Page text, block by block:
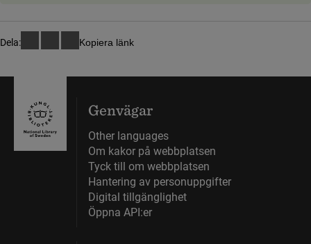
Dela: Kopiera länk
Genvägar
Other languages
Om kakor på webbplatsen
Tyck till om webbplatsen
Hantering av personuppgifter
Digital tillgänglighet
Öppna API:er